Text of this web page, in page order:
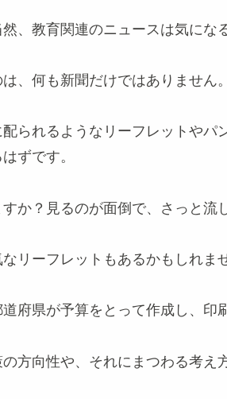
、教育関連のニュースは気にな
、何も新聞だけではありません。
られるようなリーフレットやパ
ずです。
か？見るのが面倒で、さっと流
リーフレットもあるかもしれま
府県が予算をとって作成し、印
方向性や、それにまつわる考え